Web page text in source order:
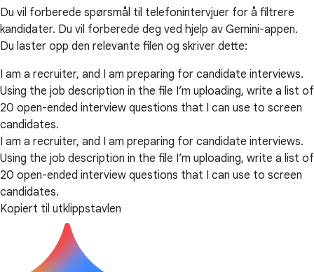
Du vil forberede spørsmål til telefonintervjuer for å filtrere
kandidater. Du vil forberede deg ved hjelp av Gemini-appen.
Du laster opp den relevante filen og skriver dette:
I am a recruiter, and I am preparing for candidate interviews.
Using the job description in the file I’m uploading, write a list of
20 open-ended interview questions that I can use to screen
candidates.
I am a recruiter, and I am preparing for candidate interviews.
Using the job description in the file I’m uploading, write a list of
20 open-ended interview questions that I can use to screen
candidates.
Kopiert til utklippstavlen